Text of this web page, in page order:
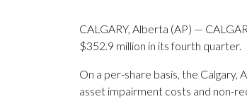
CALGARY, Alberta (AP) —
$352.9 million in its fourth quarter.
On a per-share basis, the
asset impairment costs and non-